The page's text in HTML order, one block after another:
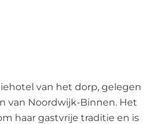
van het dorp, gelegen
van Noordwijk-Binnen. Het
haar gastvrije traditie en is